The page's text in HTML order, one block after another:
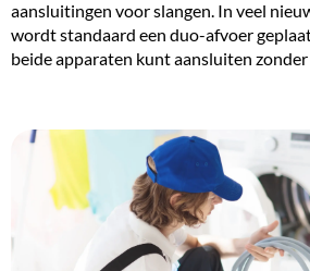
aansluitingen voor slangen. In veel
wordt standaard een duo-afvoer
beide apparaten kunt aansluiten zonder